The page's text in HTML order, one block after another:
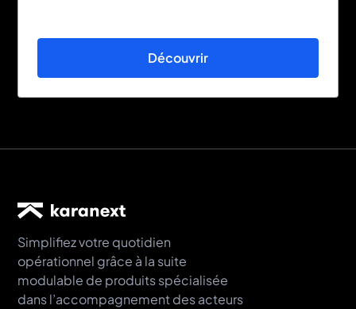
Découvrir
Simplifiez votre quotidien
opérationnel grâce à la suite
modulable de produits spécialisée
dans l’accompagnement des acteurs